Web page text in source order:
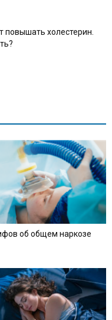
повышать холестерин.
об общем наркозе